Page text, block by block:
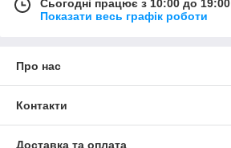
Сьогодні працює з 10:00 до 19:00
Показати весь графік роботи
Про нас
Контакти
Доставка та оплата